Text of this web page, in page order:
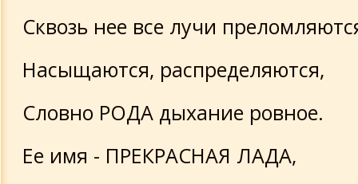
Сквозь нее все лучи
Насыщаются, распределяются,
Словно РОДА дыхание ровное.
Ее имя - ПРЕКРАСНАЯ ЛАДА,